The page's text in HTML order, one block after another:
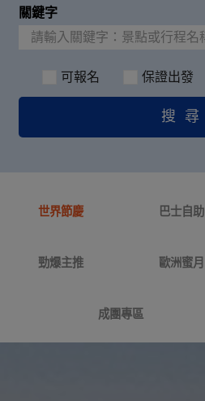
可報名 保證出發
世界節慶 巴士自助
勁爆主推 歐洲蜜月
成團專區